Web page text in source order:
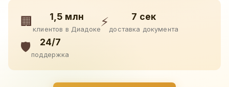
🏢 1,5 млн
клиентов в Диадоке
⚡ 7 сек
доставка документа
🛡️ 24/7
поддержка